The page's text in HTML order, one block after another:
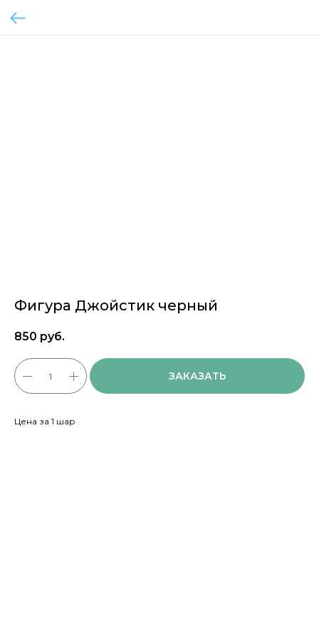
Фигура Джойстик черный
850 руб.
ЗАКАЗАТЬ
Цена за 1 шар